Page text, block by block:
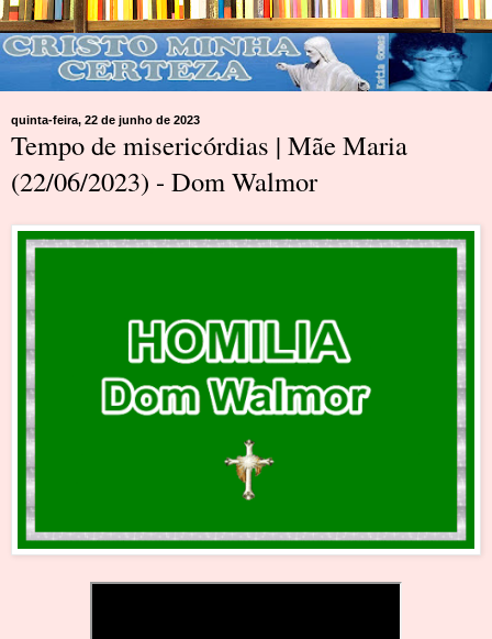
quinta-feira, 22 de junho de 2023
Tempo de misericórdias | Mãe Maria
(22/06/2023) - Dom Walmor